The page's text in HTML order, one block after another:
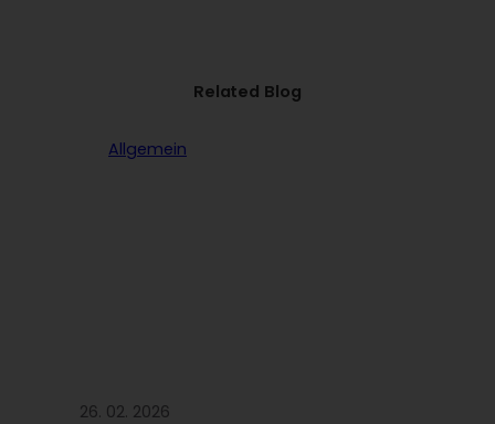
Related Blog
Allgemein
26. 02. 2026